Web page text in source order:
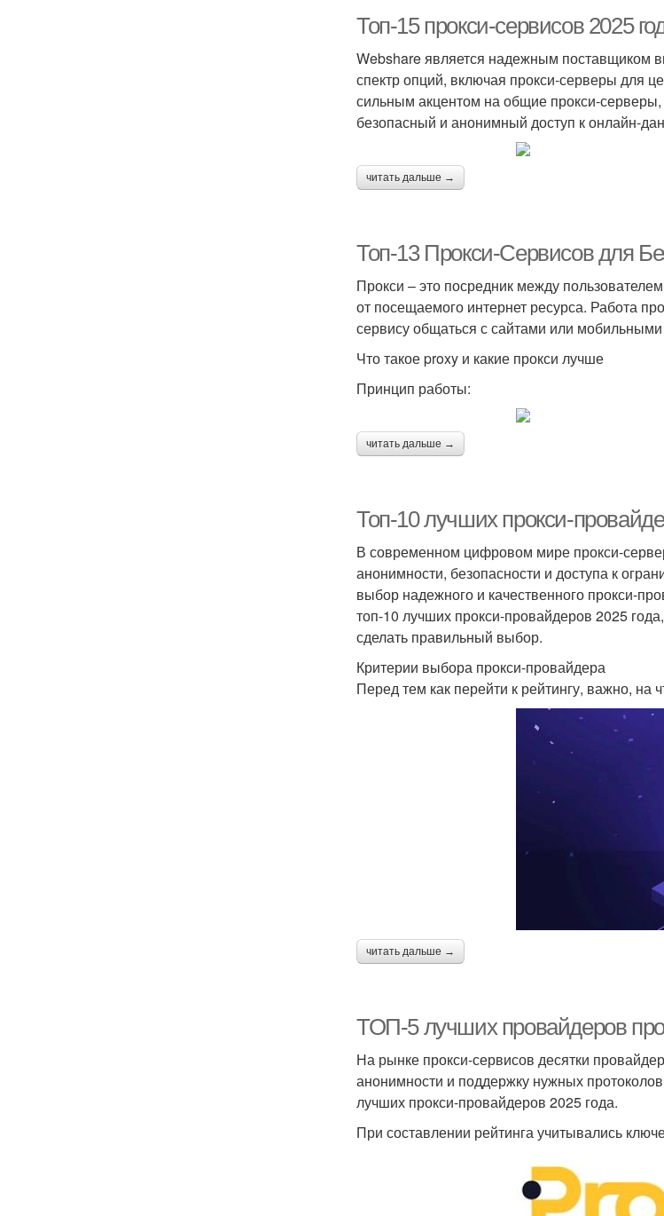
Топ-15 прокси-сервисов 2025
Webshare является надежным поставщиком
спектр опций, включая прокси-серверы для
сильным акцентом на общие прокси-
безопасный и анонимный доступ к онлайн-
читать дальше →
Топ-13 Прокси-Сервисов для
Прокси – это посредник между
от посещаемого интернет ресурса. Работа
сервису общаться с сайтами или
Что такое proxy и какие прокси лучше
Принцип работы:
читать дальше →
Топ-10 лучших прокси-
В современном цифровом мире прокси-
анонимности, безопасности и доступа к
выбор надежного и качественного прокси-
топ-10 лучших прокси-провайдеров 2025
сделать правильный выбор.
Критерии выбора прокси-провайдера
Перед тем как перейти к рейтингу, важно, на
читать дальше →
ТОП-5 лучших провайдеров
На рынке прокси-сервисов десятки
анонимности и поддержку нужных
лучших прокси-провайдеров 2025 года.
При составлении рейтинга учитывались